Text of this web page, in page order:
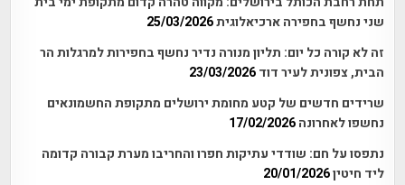
שני נחשף בחפירה ארכיאלוגית25/03/2026
זה לא קורה כל יום: תליון מנורה נדיר נחשף בחפירות למרגלות הר
הבית, צפונית לעיר דוד 23/03/2026
שרידים חדשים של קטע מחומת ירושלים מתקופת החשמונאים
נחשפו לאחרונה 17/02/2026
נתפסו על חם: שודדי עתיקות חפרו והחריבו מערת קבורה קדומה
ליד חיטין20/01/2026